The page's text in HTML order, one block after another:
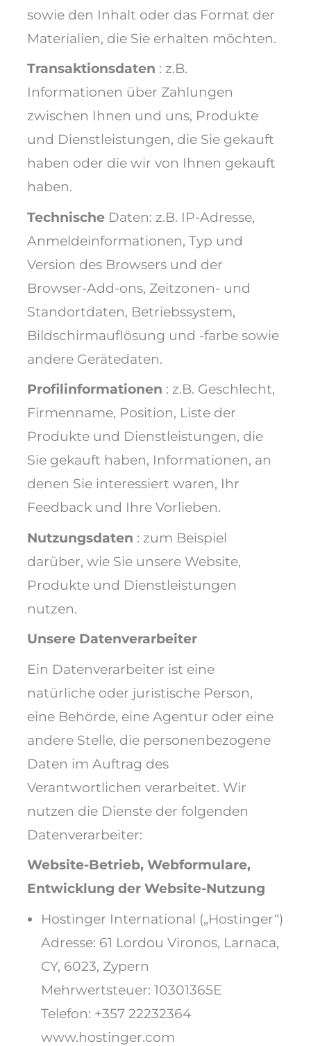
sowie den Inhalt oder das Format der
Materialien, die Sie erhalten möchten.
Transaktionsdaten : z.B.
Informationen über Zahlungen
zwischen Ihnen und uns, Produkte
und Dienstleistungen, die Sie gekauft
haben oder die wir von Ihnen gekauft
haben.
Technische Daten: z.B. IP-Adresse,
Anmeldeinformationen, Typ und
Version des Browsers und der
Browser-Add-ons, Zeitzonen- und
Standortdaten, Betriebssystem,
Bildschirmauflösung und -farbe sowie
andere Gerätedaten.
Profilinformationen : z.B. Geschlecht,
Firmenname, Position, Liste der
Produkte und Dienstleistungen, die
Sie gekauft haben, Informationen, an
denen Sie interessiert waren, Ihr
Feedback und Ihre Vorlieben.
Nutzungsdaten : zum Beispiel
darüber, wie Sie unsere Website,
Produkte und Dienstleistungen
nutzen.
Unsere Datenverarbeiter
Ein Datenverarbeiter ist eine
natürliche oder juristische Person,
eine Behörde, eine Agentur oder eine
andere Stelle, die personenbezogene
Daten im Auftrag des
Verantwortlichen verarbeitet. Wir
nutzen die Dienste der folgenden
Datenverarbeiter:
Website-Betrieb, Webformulare,
Entwicklung der Website-Nutzung
Hostinger International („Hostinger“)
Adresse: 61 Lordou Vironos, Larnaca,
CY, 6023, Zypern
Mehrwertsteuer: 10301365E
Telefon: +357 22232364
www.hostinger.com